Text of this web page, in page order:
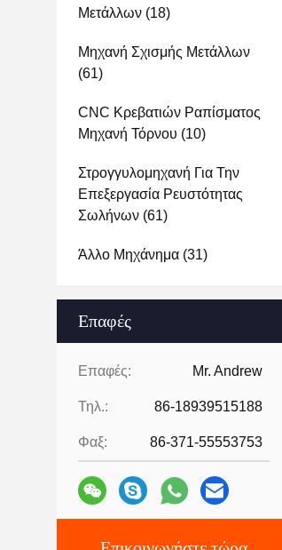
Μετάλλων (18)
Μηχανή Σχισμής Μετάλλων
(61)
CNC Κρεβατιών Ραπίσματος
Μηχανή Τόρνου (10)
Στρογγυλομηχανή Για Την
Επεξεργασία Ρευστότητας
Σωλήνων (61)
Άλλο Μηχάνημα (31)
Επαφές
Επαφές: Mr. Andrew
Τηλ.: 86-18939515188
Φαξ: 86-371-55553753